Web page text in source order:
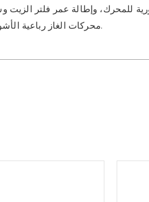
موبيل بيغاسوس 701 في زيادة فترات الصيانة الدورية للمحرك،
محركات الغاز رباعية الأشواط وثنائية الأشواط.